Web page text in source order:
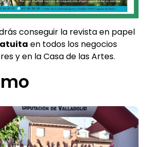
conseguir la revista en papel
en todos los negocios
y en la Casa de las Artes.